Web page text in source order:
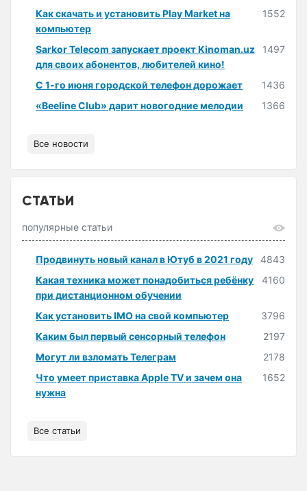
Как скачать и установить Play Market на
компьютер
1552
Sarkor Telecom запускает проект Kinoman.uz
для своих абонентов, любителей кино!
1497
С 1-го июня городской телефон дорожает
1436
«Beeline Club» дарит новогодние мелодии
1366
Все новости
СТАТЬИ
популярные статьи
Продвинуть новый канал в Ютуб в 2021 году
4843
Какая техника может понадобиться ребёнку
при дистанционном обучении
4160
Как установить IMO на свой компьютер
3796
Каким был первый сенсорный телефон
2197
Могут ли взломать Телеграм
2178
Что умеет приставка Apple TV и зачем она
нужна
1652
Все статьи